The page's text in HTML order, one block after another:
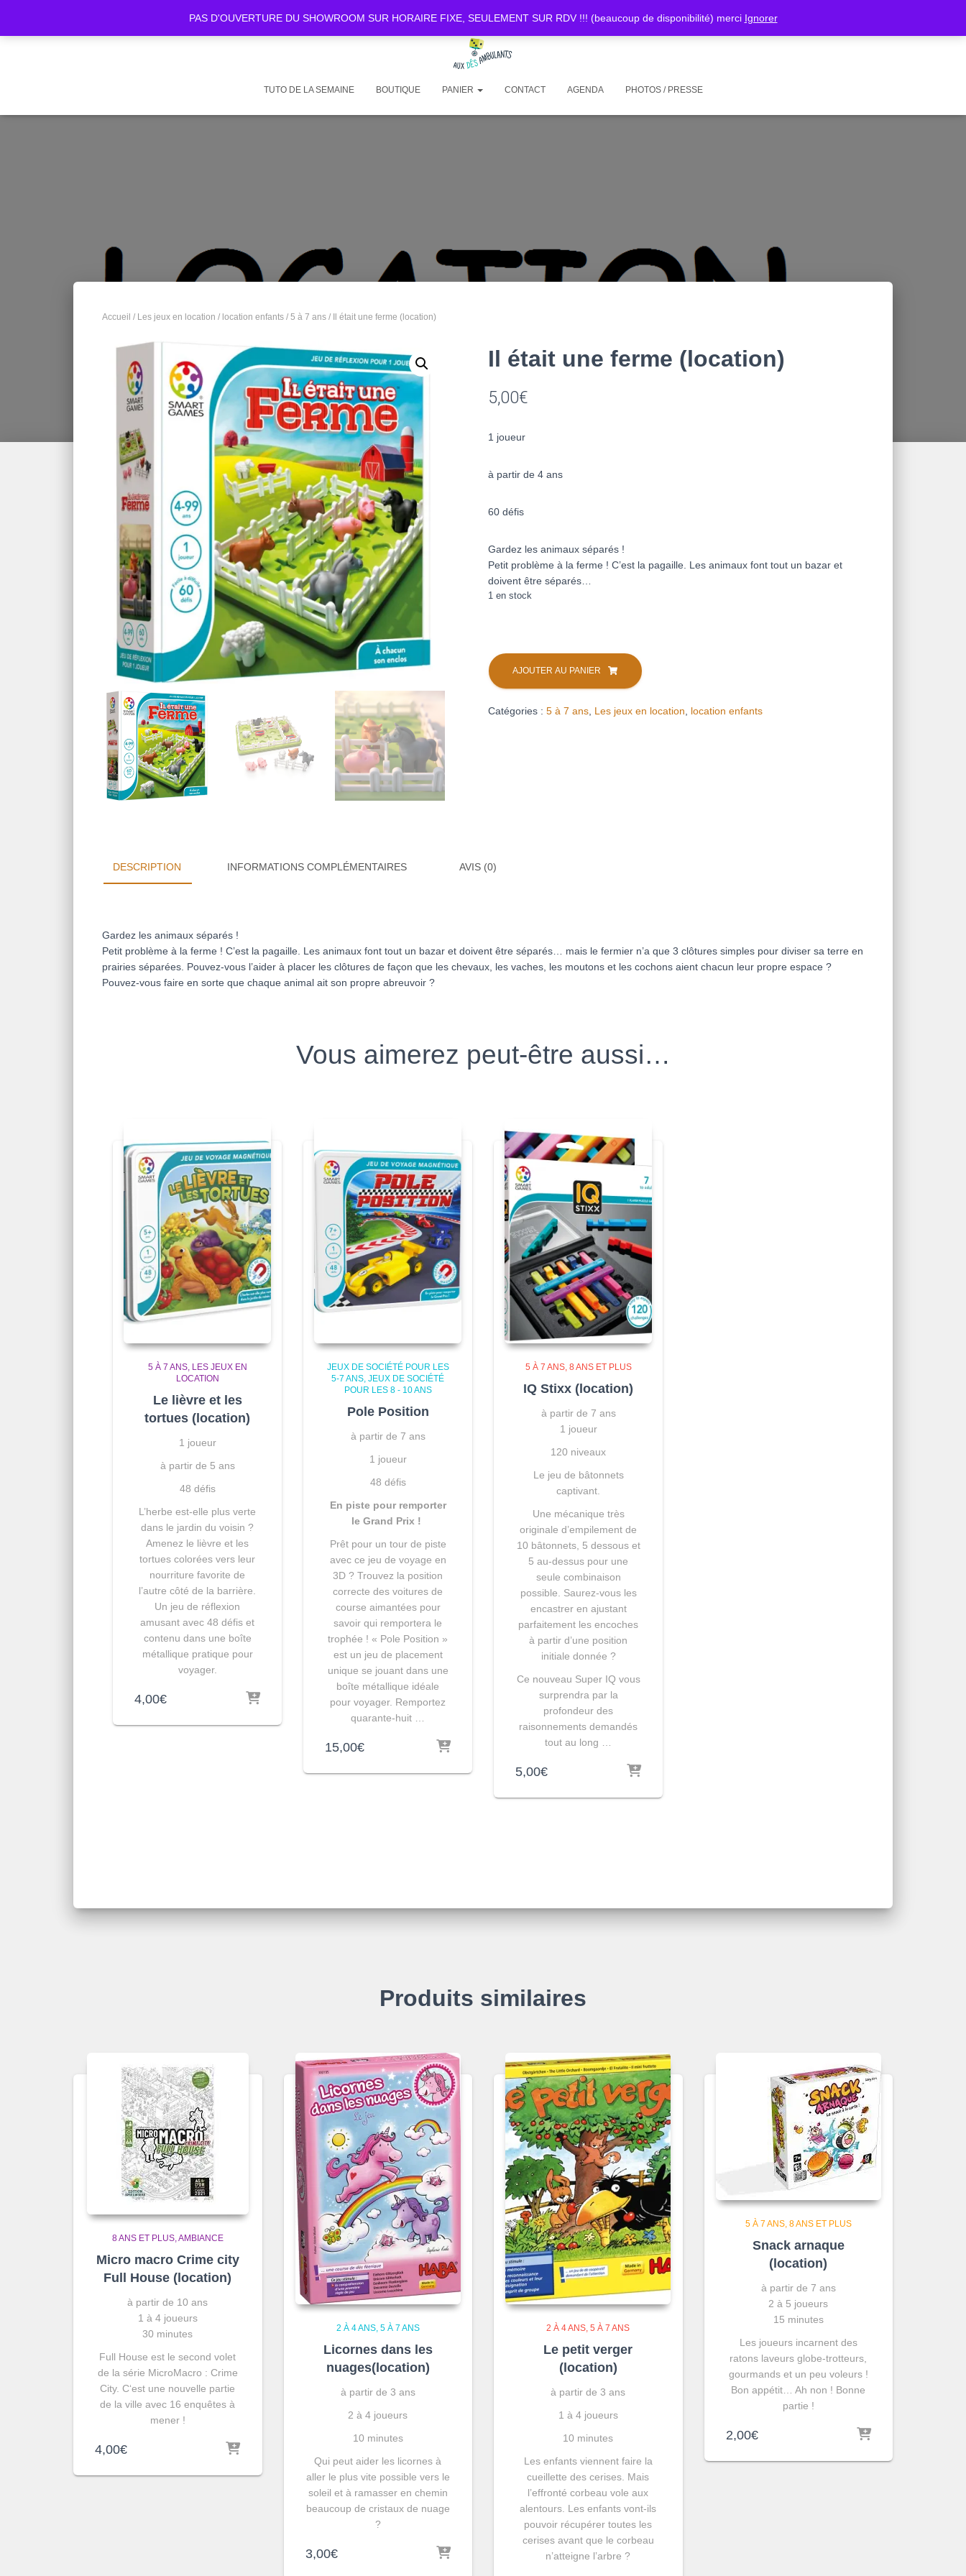
PAS D'OUVERTURE DU SHOWROOM SUR HORAIRE FIXE, SEULEMENT SUR RDV !!! (beaucoup de disponibilité) merci Ignorer
TUTO DE LA SEMAINE BOUTIQUE PANIER CONTACT AGENDA PHOTOS / PRESSE
Accueil / Les jeux en location / location enfants / 5 à 7 ans / Il était une ferme (location)
Il était une ferme (location)
5,00€
1 joueur
à partir de 4 ans
60 défis
Gardez les animaux séparés !
Petit problème à la ferme ! C’est la pagaille. Les animaux font tout un bazar et
doivent être séparés…
1 en stock
quantité
de
Il
une
AJOUTER AU PANIER
Catégories : 5 à 7 ans Les jeux en location location enfants
DESCRIPTION INFORMATIONS COMPLÉMENTAIRES AVIS (0)
Gardez les animaux séparés !
Petit problème à la ferme ! C’est la pagaille. Les animaux font tout un bazar et doivent être séparés… mais le fermier n’a que 3 clôtures simples pour diviser sa terre en
prairies séparées. Pouvez-vous l’aider à placer les clôtures de façon que les chevaux, les vaches, les moutons et les cochons aient chacun leur propre espace ?
Pouvez-vous faire en sorte que chaque animal ait son propre abreuvoir ?
Vous aimerez peut-être aussi…
5 À 7 ANS LES JEUX EN
LOCATION
Le lièvre et les
tortues (location)
1 joueur
à partir de 5 ans
48 défis
L’herbe est-elle plus verte
dans le jardin du voisin ?
Amenez le lièvre et les
tortues colorées vers leur
nourriture favorite de
l’autre côté de la barrière.
Un jeu de réflexion
amusant avec 48 défis et
contenu dans une boîte
métallique pratique pour
voyager.
4,00€
JEUX DE SOCIÉTÉ POUR LES
5-7 ANS JEUX DE SOCIÉTÉ
POUR LES 8 - 10 ANS
Pole Position
à partir de 7 ans
1 joueur
48 défis
En piste pour remporter
le Grand Prix !
Prêt pour un tour de piste
avec ce jeu de voyage en
3D ? Trouvez la position
correcte des voitures de
course aimantées pour
savoir qui remportera le
trophée ! « Pole Position »
est un jeu de placement
unique se jouant dans une
boîte métallique idéale
pour voyager. Remportez
quarante-huit …
15,00€
5 À 7 ANS 8 ANS ET PLUS
IQ Stixx (location)
à partir de 7 ans
1 joueur
120 niveaux
Le jeu de bâtonnets
captivant.
Une mécanique très
originale d’empilement de
10 bâtonnets, 5 dessous et
5 au-dessus pour une
seule combinaison
possible. Saurez-vous les
encastrer en ajustant
parfaitement les encoches
à partir d’une position
initiale donnée ?
Ce nouveau Super IQ vous
surprendra par la
profondeur des
raisonnements demandés
tout au long …
5,00€
Produits similaires
8 ANS ET PLUS AMBIANCE
Micro macro Crime city
Full House (location)
à partir de 10 ans
1 à 4 joueurs
30 minutes
Full House est le second volet
de la série MicroMacro : Crime
City. C‘est une nouvelle partie
de la ville avec 16 enquêtes à
mener !
4,00€
2 À 4 ANS 5 À 7 ANS
Licornes dans les
nuages(location)
à partir de 3 ans
2 à 4 joueurs
10 minutes
Qui peut aider les licornes à
aller le plus vite possible vers le
soleil et à ramasser en chemin
beaucoup de cristaux de nuage
?
3,00€
2 À 4 ANS 5 À 7 ANS
Le petit verger
(location)
à partir de 3 ans
1 à 4 joueurs
10 minutes
Les enfants viennent faire la
cueillette des cerises. Mais
l’effronté corbeau vole aux
alentours. Les enfants vont-ils
pouvoir récupérer toutes les
cerises avant que le corbeau
n’atteigne l’arbre ?
5 À 7 ANS 8 ANS ET PLUS
Snack arnaque
(location)
à partir de 7 ans
2 à 5 joueurs
15 minutes
Les joueurs incarnent des
ratons laveurs globe-trotteurs,
gourmands et un peu voleurs !
Bon appétit… Ah non ! Bonne
partie !
2,00€